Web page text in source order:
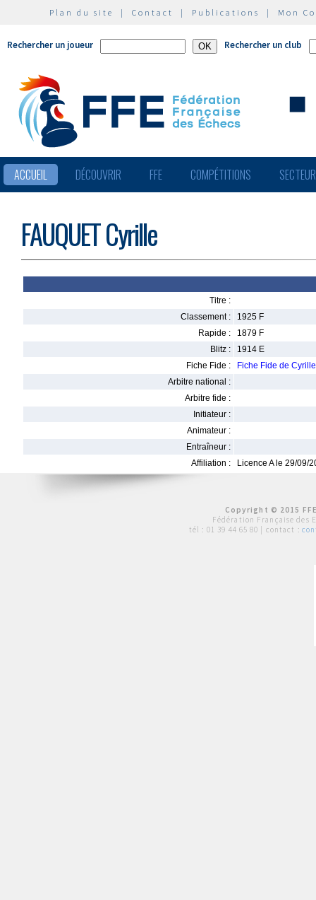
Plan du site | Contact | Publications | Mon
Rechercher un joueur Rechercher un club
ACCUEIL DÉCOUVRIR FFE COMPÉTITIONS
FAUQUET Cyrille
Titre :
Classement :
1925 F
Rapide :
1879 F
Blitz :
1914 E
Fiche Fide :
Fiche Fide de
Arbitre national :
Arbitre fide :
Initiateur :
Animateur :
Entraîneur :
Affiliation :
Licence A le 29/09/
Copyright © 2015
Fédération Française des
tél : 01 39 44 65 80 | contact :